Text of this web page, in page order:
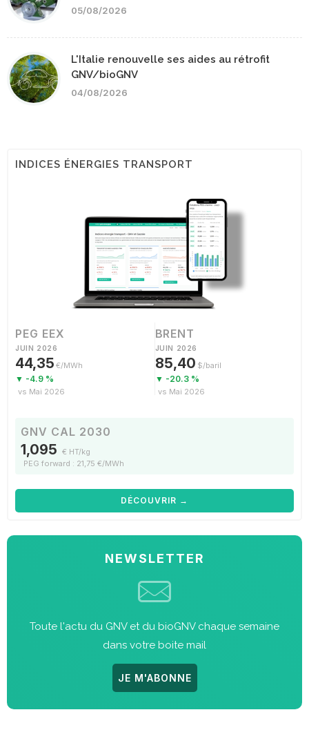
05/08/2026
L'Italie renouvelle ses aides au rétrofit
GNV/bioGNV
04/08/2026
INDICES ÉNERGIES TRANSPORT
PEG EEX
JUIN 2026
44,35 €/MWh
▼ -4.9 %
vs Mai 2026
BRENT
JUIN 2026
85,40 $/baril
▼ -20.3 %
vs Mai 2026
GNV CAL 2030
1,095 € HT/kg
PEG forward : 21,75 €/MWh
DÉCOUVRIR →
NEWSLETTER
Toute l'actu du GNV et du bioGNV chaque semaine
dans votre boite mail
JE M'ABONNE